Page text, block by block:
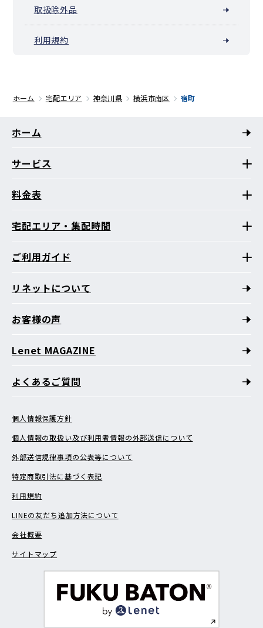
取扱除外品
利用規約
ホーム 宅配エリア 神奈川県 横浜市南区 宿町
ホーム
サービス
料金表
宅配エリア・集配時間
ご利用ガイド
リネットについて
お客様の声
Lenet MAGAZINE
よくあるご質問
個人情報保護方針
個人情報の取扱い及び利用者情報の外部送信について
外部送信規律事項の公表等について
特定商取引法に基づく表記
利用規約
LINEの友だち追加方法について
会社概要
サイトマップ